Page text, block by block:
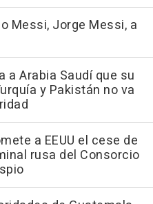
Messi, Jorge Messi, a
a Arabia Saudí que su
y Pakistán no va
a EEUU el cese de
rusa del Consorcio